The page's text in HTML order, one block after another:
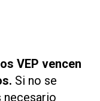
VEP vencen
Si no se
necesario